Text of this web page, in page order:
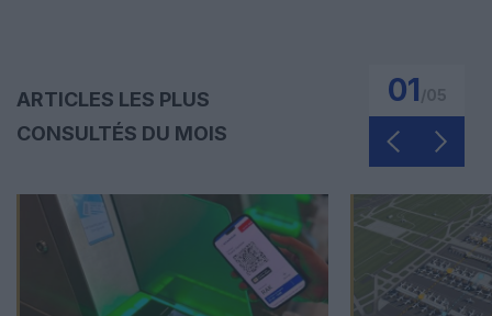
ARTICLES LES PLUS
CONSULTÉS DU MOIS
01